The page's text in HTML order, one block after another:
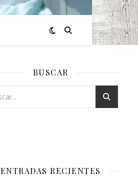
BUSCAR
ENTRADAS RECIENTES